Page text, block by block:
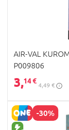
AIR-VAL
P009806
3,14 €
4,49 €
-30%
JAUNA PRECE